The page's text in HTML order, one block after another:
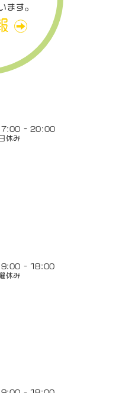
ます。
7:00 - 20:00
休み
9:00 - 18:00
休み